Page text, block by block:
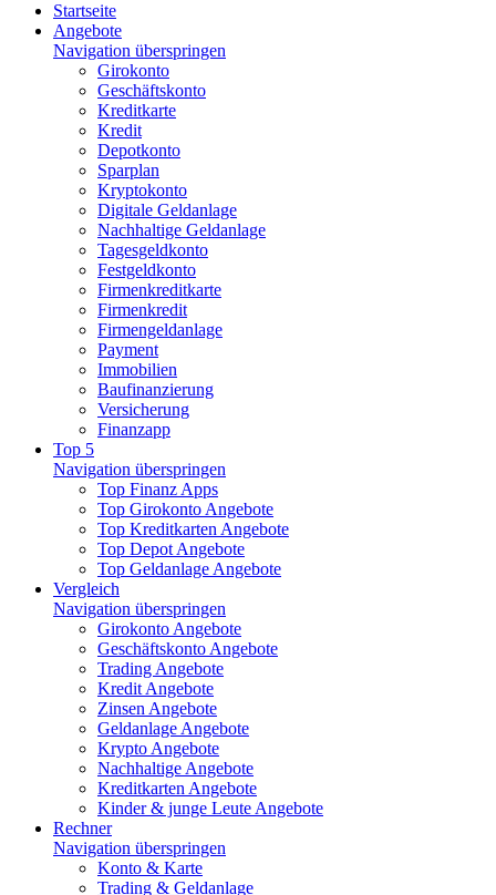
Startseite
Angebote
Navigation überspringen
Girokonto
Geschäftskonto
Kreditkarte
Kredit
Depotkonto
Sparplan
Kryptokonto
Digitale Geldanlage
Nachhaltige Geldanlage
Tagesgeldkonto
Festgeldkonto
Firmenkreditkarte
Firmenkredit
Firmengeldanlage
Payment
Immobilien
Baufinanzierung
Versicherung
Finanzapp
Top 5
Navigation überspringen
Top Finanz Apps
Top Girokonto Angebote
Top Kreditkarten Angebote
Top Depot Angebote
Top Geldanlage Angebote
Vergleich
Navigation überspringen
Girokonto Angebote
Geschäftskonto Angebote
Trading Angebote
Kredit Angebote
Zinsen Angebote
Geldanlage Angebote
Krypto Angebote
Nachhaltige Angebote
Kreditkarten Angebote
Kinder & junge Leute Angebote
Rechner
Navigation überspringen
Konto & Karte
Trading & Geldanlage